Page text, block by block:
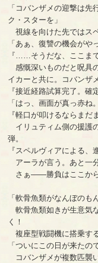
「コバンザメの迎撃は
ク・スターを」
視線を向けた先ではス
「あぁ、復讐の機会がや
『……そうだな、ここま
感慨深いものだと呪具
イカーと共に。コバンザ
『接近経路試算完了。確
「はっ、画面が真っ赤ね
『軽口が叩けるならま
イリュティム側の援護
弾。
『スペルヴィアによる、
アーラが言う。あと一
さぁ――勝負はここから
「軟骨魚類がなんぼの
軟骨魚類如きが生意気
く！
複座型戦闘機に搭乗す
「ついにこの日が来た
コバンザメが複数匹襲